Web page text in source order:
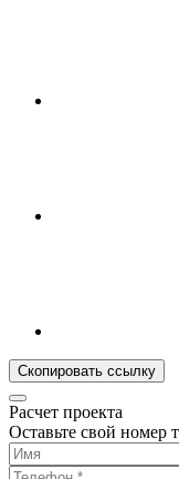
Скопировать ссылку
Расчет проекта
Оставьте свой номер